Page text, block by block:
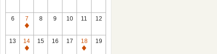
6
7
休
館
日
8 9 10 11 12
13
14
休
15 16 17
18
休
19